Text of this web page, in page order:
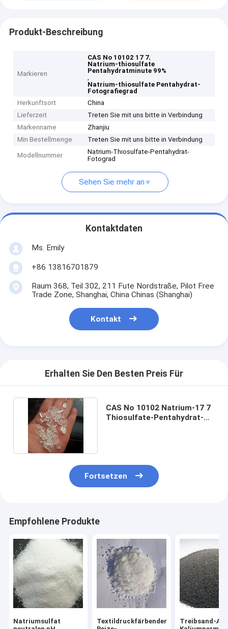
Produkt-Beschreibung
Markieren
CAS No 10102 17 7,
Natrium-thiosulfate
Pentahydratminute 99%
,
Natrium-thiosulfate Pentahydrat-
Fotografiegrad
Herkunftsort
China
Lieferzeit
Treten Sie mit uns bitte in Verbindung
Markenname
Zhanjiu
Min Bestellmenge
Treten Sie mit uns bitte in Verbindung
Modellnummer
Natrium-Thiosulfate-Pentahydrat-
Fotograd
Sehen Sie mehr an
Kontaktdaten
Ms. Emily
+86 13816701879
Raum 368, Teil 302, 211 Fute Nordstraße, Pilot Free
Trade Zone, Shanghai, China Chinas (Shanghai)
Kontakt
Erhalten Sie Den Besten Preis Für
CAS No 10102 Natrium-17 7
Thiosulfate-Pentahydrat-
Fortsetzen
Empfohlene Produkte
Natriumsulfat
Textildruckfärbender
Treibsand-Art